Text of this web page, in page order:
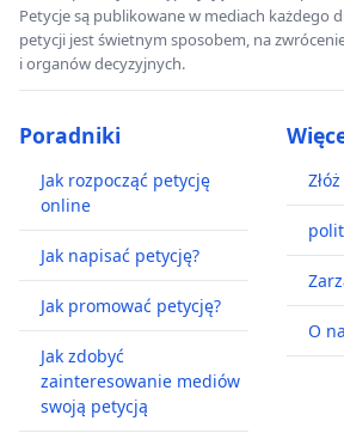
Petycje są publikowane w mediach każdego
petycji jest świetnym sposobem, na
i organów decyzyjnych.
Poradniki
Jak rozpocząć petycję
online
Jak napisać petycję?
Jak promować petycję?
Jak zdobyć
zainteresowanie mediów
swoją petycją
O